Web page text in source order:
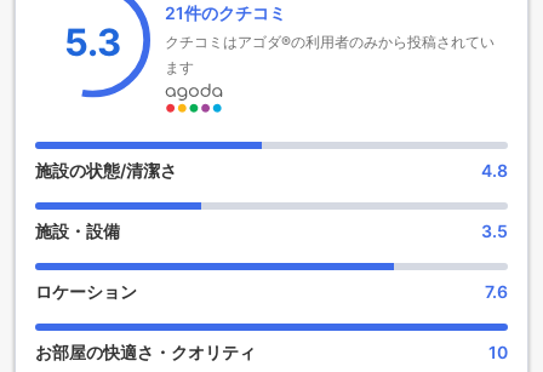
ザ ニュー カールトン ナハリヤ ホテルでは、多彩なエンター
テイメント施設をご用意しております。まずは、ショップで
お買い物を楽しんでいただくことができます。ホテル内のバ
ーでは、美味しいお酒を楽しみながらくつろぎのひと時をお
過ごしいただけます。マッサージやホットタブ、サウナ、ス
パなどの施設では、心身をリラックスさせることができま
ることができます。また、共用ラウンジ/テレビエリアでは、
他のゲストとの交流を楽しむことができます。ザ ニュー カー
ルトン ナハリヤ ホテルで、至福の時間をお過ごしください。
ザ ニュー カールトン ナハリヤ ホテルは、スポーツ愛好家に
5.3
21件のクチコミ
クチコミはアゴダ®の利用者のみから投稿されてい
ます
施設の状態/清潔さ 4.8
施設・設備 3.5
ロケーション 7.6
お部屋の快適さ・クオリティ 10